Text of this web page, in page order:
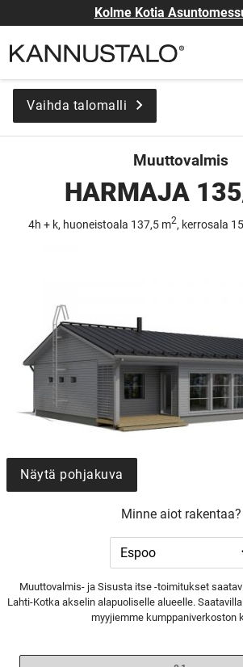
Kolme Kotia
Vaihda talomalli
Muuttovalmis
HARMAJA
4h + k, huoneistoala 137,5 m2, kerrosala
Näytä pohjakuva
Minne aiot rakentaa?
Muuttovalmis- ja Sisusta itse -toimitukset
Lahti-Kotka akselin alapuoliselle alueelle.
myyjiemme kumppaniverkoston